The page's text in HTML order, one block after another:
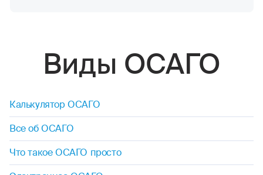
Виды ОСАГО
Калькулятор ОСАГО
Все об ОСАГО
Что такое ОСАГО просто